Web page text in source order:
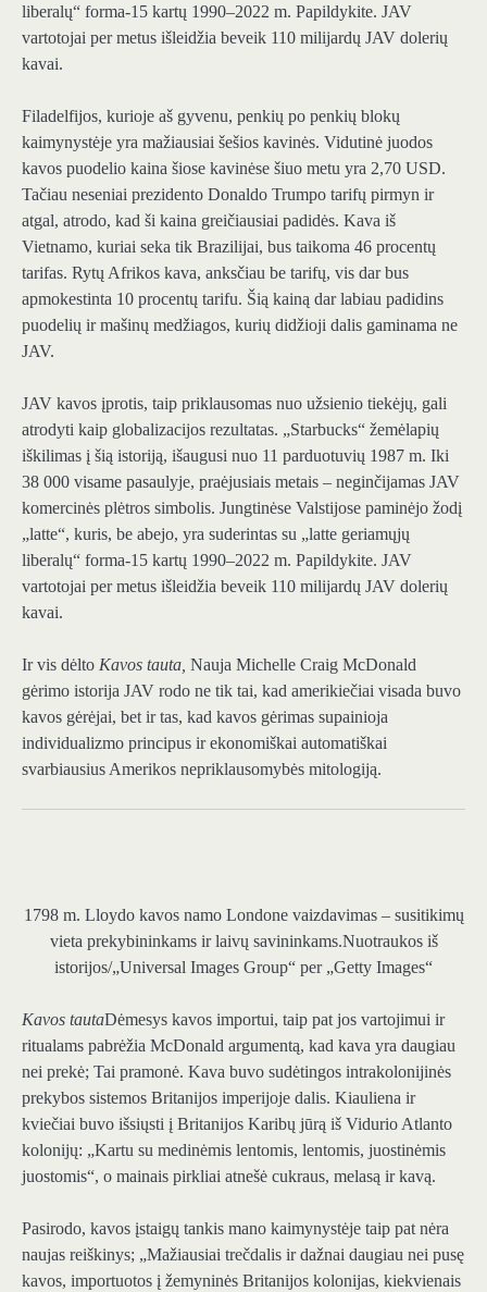
liberalų“ forma-15 kartų 1990–2022 m. Papildykite. JAV
vartotojai per metus išleidžia beveik 110 milijardų JAV dolerių
kavai.
Filadelfijos, kurioje aš gyvenu, penkių po penkių blokų
kaimynystėje yra mažiausiai šešios kavinės. Vidutinė juodos
kavos puodelio kaina šiose kavinėse šiuo metu yra 2,70 USD.
Tačiau neseniai prezidento Donaldo Trumpo tarifų pirmyn ir
atgal, atrodo, kad ši kaina greičiausiai padidės. Kava iš
Vietnamo, kuriai seka tik Brazilijai, bus taikoma 46 procentų
tarifas. Rytų Afrikos kava, anksčiau be tarifų, vis dar bus
apmokestinta 10 procentų tarifu. Šią kainą dar labiau padidins
puodelių ir mašinų medžiagos, kurių didžioji dalis gaminama ne
JAV.
JAV kavos įprotis, taip priklausomas nuo užsienio tiekėjų, gali
atrodyti kaip globalizacijos rezultatas. „Starbucks“ žemėlapių
iškilimas į šią istoriją, išaugusi nuo 11 parduotuvių 1987 m. Iki
38 000 visame pasaulyje, praėjusiais metais – neginčijamas JAV
komercinės plėtros simbolis. Jungtinėse Valstijose paminėjo žodį
„latte“, kuris, be abejo, yra suderintas su „latte geriamųjų
liberalų“ forma-15 kartų 1990–2022 m. Papildykite. JAV
vartotojai per metus išleidžia beveik 110 milijardų JAV dolerių
kavai.
Ir vis dėlto Kavos tauta, Nauja Michelle Craig McDonald
gėrimo istorija JAV rodo ne tik tai, kad amerikiečiai visada buvo
kavos gėrėjai, bet ir tas, kad kavos gėrimas supainioja
individualizmo principus ir ekonomiškai automatiškai
svarbiausius Amerikos nepriklausomybės mitologiją.
1798 m. Lloydo kavos namo Londone vaizdavimas – susitikimų
vieta prekybininkams ir laivų savininkams.Nuotraukos iš
istorijos/„Universal Images Group“ per „Getty Images“
Kavos tautaDėmesys kavos importui, taip pat jos vartojimui ir
ritualams pabrėžia McDonald argumentą, kad kava yra daugiau
nei prekė; Tai pramonė. Kava buvo sudėtingos intrakolonijinės
prekybos sistemos Britanijos imperijoje dalis. Kiauliena ir
kviečiai buvo išsiųsti į Britanijos Karibų jūrą iš Vidurio Atlanto
kolonijų: „Kartu su medinėmis lentomis, lentomis, juostinėmis
juostomis“, o mainais pirkliai atnešė cukraus, melasą ir kavą.
Pasirodo, kavos įstaigų tankis mano kaimynystėje taip pat nėra
naujas reiškinys; „Mažiausiai trečdalis ir dažnai daugiau nei pusę
kavos, importuotos į žemyninės Britanijos kolonijas, kiekvienais